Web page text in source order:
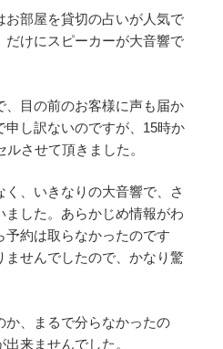
お部屋を貸切の占いが人気で
だけにスピーカーが大音響で
、目の前のお客様に声も届か
申し訳ないのですが、15時か
させて頂きました。
、いきなりの大音響で、さ
した。あらかじめ情報がわ
約は取らなかったのです
ませんでしたので、かなり驚
か、まるで分らなかったの
来ませんでした。